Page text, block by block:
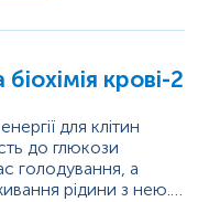
крові-2
для клітин
до глюкози
голодування, а
рідини з нею.